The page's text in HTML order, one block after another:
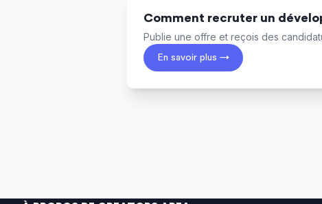
Comment recruter un
Publie une offre et reçois des
En savoir plus →